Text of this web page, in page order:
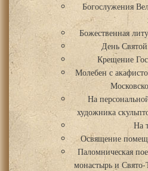
Богослужения
Божественная
День
Крещение
Молебен с
На
художника
На
Освящение
Паломническая
монастырь и